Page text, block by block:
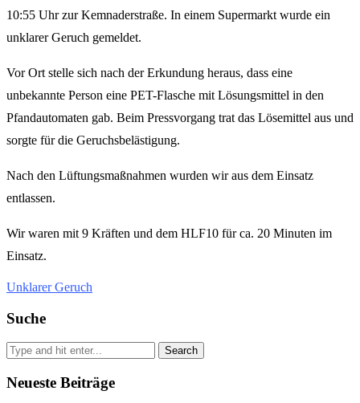
10:55 Uhr zur Kemnaderstraße. In einem Supermarkt wurde ein
unklarer Geruch gemeldet.
Vor Ort stelle sich nach der Erkundung heraus, dass eine
unbekannte Person eine PET-Flasche mit Lösungsmittel in den
Pfandautomaten gab. Beim Pressvorgang trat das Lösemittel aus und
sorgte für die Geruchsbelästigung.
Nach den Lüftungsmaßnahmen wurden wir aus dem Einsatz
entlassen.
Wir waren mit 9 Kräften und dem HLF10 für ca. 20 Minuten im
Einsatz.
Unklarer Geruch
Suche
Search
Neueste Beiträge